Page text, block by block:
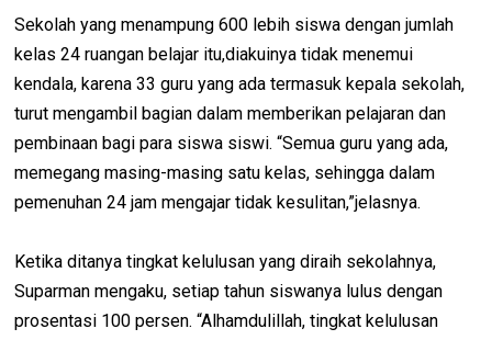
Sekolah yang menampung 600 lebih siswa dengan jumlah
kelas 24 ruangan belajar itu,diakuinya tidak menemui
kendala, karena 33 guru yang ada termasuk kepala sekolah,
turut mengambil bagian dalam memberikan pelajaran dan
pembinaan bagi para siswa siswi. “Semua guru yang ada,
memegang masing-masing satu kelas, sehingga dalam
pemenuhan 24 jam mengajar tidak kesulitan,”jelasnya.
Ketika ditanya tingkat kelulusan yang diraih sekolahnya,
Suparman mengaku, setiap tahun siswanya lulus dengan
prosentasi 100 persen. “Alhamdulillah, tingkat kelulusan